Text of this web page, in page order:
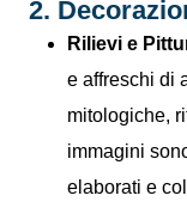
2.
Rilievi e
e affreschi di
mitologiche,
immagini
elaborati e